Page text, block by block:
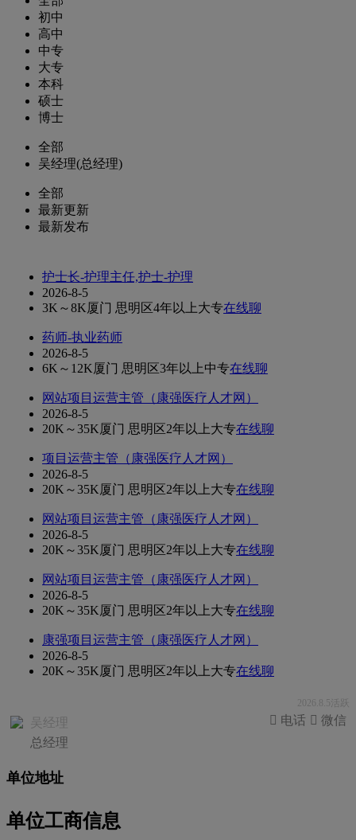
初中
高中
中专
大专
本科
硕士
博士
全部
吴经理(总经理)
全部
最新更新
最新发布
护士长-护理主任,护士-护理
2026-8-5
3K～8K厦门 思明区4年以上大专在线聊
药师-执业药师
2026-8-5
6K～12K厦门 思明区3年以上中专在线聊
网站项目运营主管（康强医疗人才网）
2026-8-5
20K～35K厦门 思明区2年以上大专在线聊
项目运营主管（康强医疗人才网）
2026-8-5
20K～35K厦门 思明区2年以上大专在线聊
网站项目运营主管（康强医疗人才网）
2026-8-5
20K～35K厦门 思明区2年以上大专在线聊
网站项目运营主管（康强医疗人才网）
2026-8-5
20K～35K厦门 思明区2年以上大专在线聊
康强项目运营主管（康强医疗人才网）
2026-8-5
20K～35K厦门 思明区2年以上大专在线聊
2026.8.5活跃
吴经理
总经理
 微信
 电话
单位地址
单位工商信息